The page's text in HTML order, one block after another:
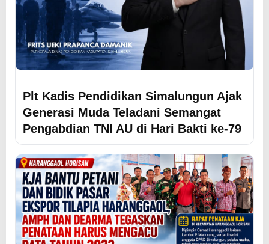
Plt Kadis Pendidikan Simalungun Ajak
Generasi Muda Teladani Semangat
Pengabdian TNI AU di Hari Bakti ke-79